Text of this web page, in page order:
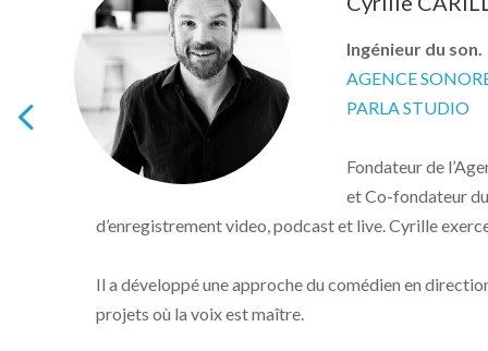
Ingénieur du son.
AGENCE
PARLA STUDIO
Fondateur de
et Co-fondateur
d’enregistrement video, podcast et live. Cyrille
Il a développé une approche du comédien en
projets où la voix est maître.